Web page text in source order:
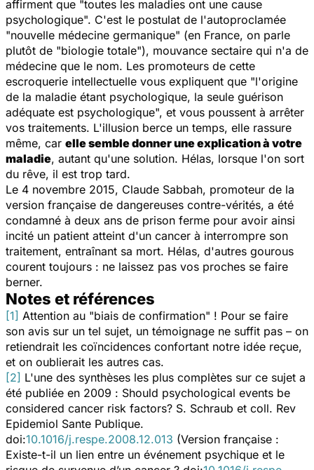
affirment que "toutes les maladies ont une cause
psychologique". C'est le postulat de l'autoproclamée
"nouvelle médecine germanique" (en France, on parle
plutôt de "biologie totale"), mouvance sectaire qui n'a de
médecine que le nom. Les promoteurs de cette
escroquerie intellectuelle vous expliquent que "l'origine
de la maladie étant psychologique, la seule guérison
adéquate est psychologique", et vous poussent à arrêter
vos traitements. L'illusion berce un temps, elle rassure
même, car elle semble donner une explication à votre
maladie, autant qu'une solution. Hélas, lorsque l'on sort
du rêve, il est trop tard.
Le 4 novembre 2015, Claude Sabbah, promoteur de la
version française de dangereuses contre-vérités, a été
condamné à deux ans de prison ferme pour avoir ainsi
incité un patient atteint d'un cancer à interrompre son
traitement, entraînant sa mort. Hélas, d'autres gourous
courent toujours : ne laissez pas vos proches se faire
berner.
Notes et références
[1] Attention au "biais de confirmation" ! Pour se faire
son avis sur un tel sujet, un témoignage ne suffit pas – on
retiendrait les coïncidences confortant notre idée reçue,
et on oublierait les autres cas.
[2] L'une des synthèses les plus complètes sur ce sujet a
été publiée en 2009 : Should psychological events be
considered cancer risk factors? S. Schraub et coll. Rev
Epidemiol Sante Publique.
doi:10.1016/j.respe.2008.12.013 (Version française :
Existe-t-il un lien entre un événement psychique et le